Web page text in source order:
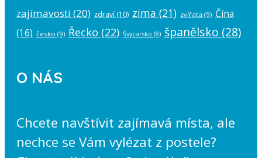
zajímavosti (20) zdraví (10) zima (21) zvířata (9) Čína
(16) česko (9) Řecko (22) Švýcarsko (8) španělsko (28)
O NÁS
Chcete navštívit zajímavá místa, ale
nechce se Vám vylézat z postele?